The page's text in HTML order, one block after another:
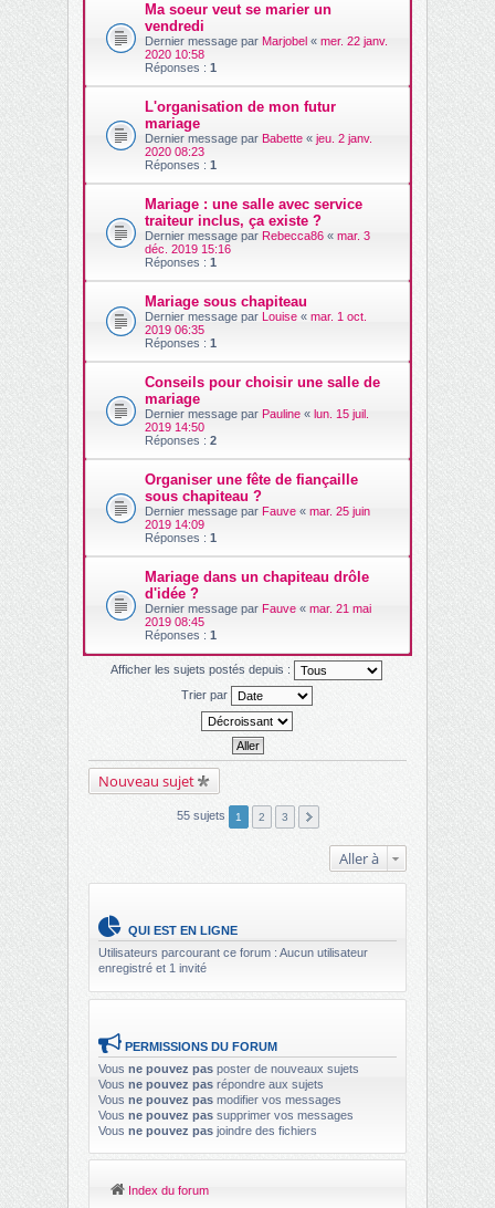
Ma soeur veut se marier un
vendredi
Dernier message par Marjobel « mer. 22 janv.
2020 10:58
Réponses : 1
L'organisation de mon futur
mariage
Dernier message par Babette « jeu. 2 janv.
2020 08:23
Réponses : 1
Mariage : une salle avec service
traiteur inclus, ça existe ?
Dernier message par Rebecca86 « mar. 3
déc. 2019 15:16
Réponses : 1
Mariage sous chapiteau
Dernier message par Louise « mar. 1 oct.
2019 06:35
Réponses : 1
Conseils pour choisir une salle de
mariage
Dernier message par Pauline « lun. 15 juil.
2019 14:50
Réponses : 2
Organiser une fête de fiançaille
sous chapiteau ?
Dernier message par Fauve « mar. 25 juin
2019 14:09
Réponses : 1
Mariage dans un chapiteau drôle
d'idée ?
Dernier message par Fauve « mar. 21 mai
2019 08:45
Réponses : 1
Afficher les sujets postés depuis :
Trier par
Nouveau sujet
55 sujets 1 2 3
Aller à
QUI EST EN LIGNE
Utilisateurs parcourant ce forum : Aucun utilisateur
enregistré et 1 invité
PERMISSIONS DU FORUM
Vous ne pouvez pas poster de nouveaux sujets
Vous ne pouvez pas répondre aux sujets
Vous ne pouvez pas modifier vos messages
Vous ne pouvez pas supprimer vos messages
Vous ne pouvez pas joindre des fichiers
Index du forum